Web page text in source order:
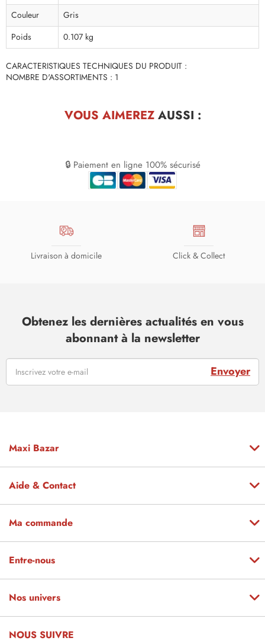
Couleur
Gris
Poids
0.107 kg
CARACTERISTIQUES TECHNIQUES DU PRODUIT :
NOMBRE D'ASSORTIMENTS : 1
VOUS AIMEREZAUSSI :
🔒 Paiement en ligne 100% sécurisé
Livraison à domicile Click & Collect
Obtenez les dernières actualités en vous
abonnant à la newsletter
Envoyer
Maxi Bazar
Aide & Contact
Ma commande
Entre-nous
Nos univers
NOUS SUIVRE